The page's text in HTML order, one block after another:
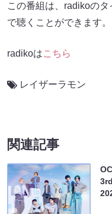
この番組は、radikoの
で聴くことができます。
radikoはこちら
レイザーラモン
関連記事